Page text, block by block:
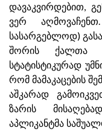
დავაკვირდებით,
ვერ
სასარგებლოდ)
შორის ქალთა
სტატისტიკურად
რომ მამაკაცების
აშკარად
ზარის
აპლიკანტმა